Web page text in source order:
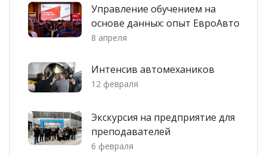
Управление обучением на
основе данных: опыт ЕвроАвто
8 апреля
Интенсив автомехаников
12 февраля
Экскурсия на предприятие для
преподавателей
6 февраля